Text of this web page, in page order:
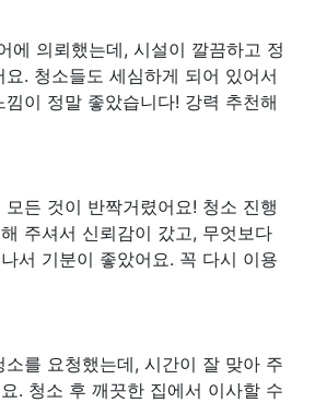
에 의뢰했는데, 시설이 깔끔하고 정
. 청소들도 세심하게 되어 있어서
이 정말 좋았습니다! 강력 추천해
든 것이 반짝거렸어요! 청소 진행
주셔서 신뢰감이 갔고, 무엇보다
서 기분이 좋았어요. 꼭 다시 이용
를 요청했는데, 시간이 잘 맞아 주
. 청소 후 깨끗한 집에서 이사할 수